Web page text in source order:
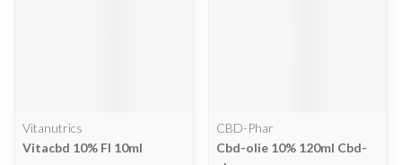
Vitanutrics
Vitacbd 10% Fl 10ml
CBD-Phar
Cbd-olie 10% 120ml Cbd-